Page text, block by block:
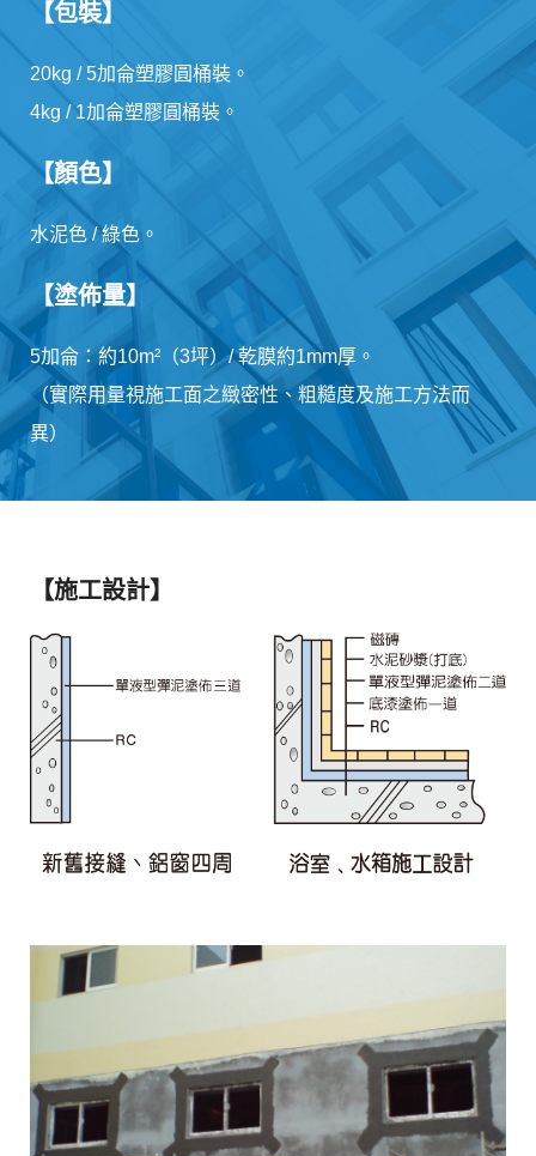
【包裝】
20kg / 5加侖塑膠圓桶裝。
4kg / 1加侖塑膠圓桶裝。
【顏色】
水泥色 / 綠色。
【塗佈量】
5加侖：約10m²（3坪）/ 乾膜約1mm厚。
（實際用量視施工面之緻密性、粗糙度及施工方法而
異）
【施工設計】